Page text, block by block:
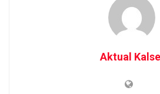
Aktual Kalsel